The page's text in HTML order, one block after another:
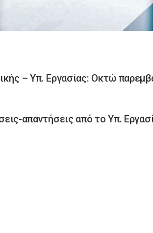
– Υπ. Εργασίας: Οκτώ
απαντήσεις από το Υπ.